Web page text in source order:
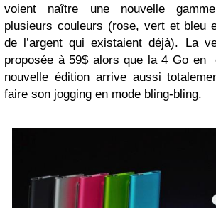
voient naître une nouvelle
plusieurs couleurs (rose, vert et bleu
de l’argent qui existaient déjà). La
proposée à 59$ alors que la 4 Go en
nouvelle édition arrive aussi
faire son jogging en mode bling-bling.